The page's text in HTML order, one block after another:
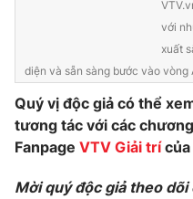
Ðiện thoại Thời báo VTV:
với
xuất
diện và sẵn sàng bước vào vòng
Quý vị độc giả có thể
tương tác với các
Fanpage VTV Giải trícủa
Mời quý độc giả theo